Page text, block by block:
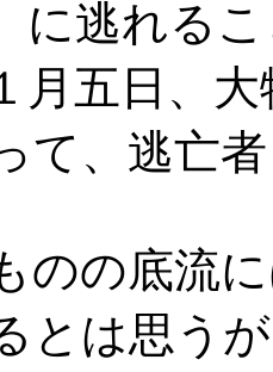
に逃れる
月五日、
て、逃亡
のの底流
とは思う